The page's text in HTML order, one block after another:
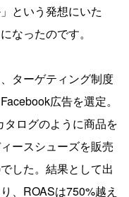
という発想にいた
なったのです。
ターゲティング制度
広告を選定。
ログのように商品を
ースシューズを販売
した。結果として出
、ROASは750%越え